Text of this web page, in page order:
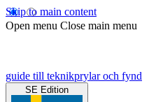
Skip to main content
Open menu Close main menu
guide till teknikprylar och fynd
SE Edition